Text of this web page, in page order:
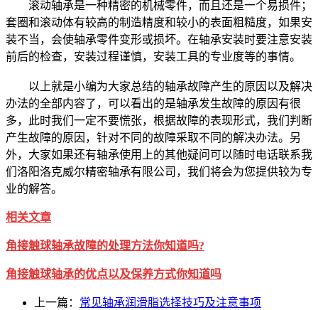
滚动轴承是一种精密的机械零件，而且还是一个易损件；
套圈和滚动体有较高的制造精度和较小的表面粗糙度，如果安
装不当，会使轴承零件变形或损坏。在轴承安装时要注意安装
前后的检查，安装过程谨慎，安装工具的专业度等的事情。
以上就是小编为大家总结的轴承故障产生的原因以及解决
办法的全部内容了，可以看出的是轴承发生故障的原因有很
多，此时我们一定不要慌张，根据故障的表现形式，我们判断
产生故障的原因，针对不同的故障采取不同的解决办法。另
外，大家如果还有轴承使用上的其他疑问可以随时电话联系我
们洛阳洛克威尔精密轴承有限公司，我们将会为您提供较为专
业的解答。
相关文章
角接触球轴承故障的处理方法你知道吗?
角接触球轴承的优点以及保养方式你知道吗
上一篇： 常见轴承润滑脂选择技巧及注意事项